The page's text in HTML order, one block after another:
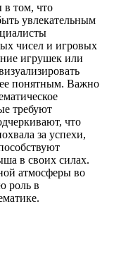
в том, что
увлекательным
чисел и игровых
игрушек или
понятным. Важно
требуют
что
за успехи,
в своих силах.
атмосферы во
роль в